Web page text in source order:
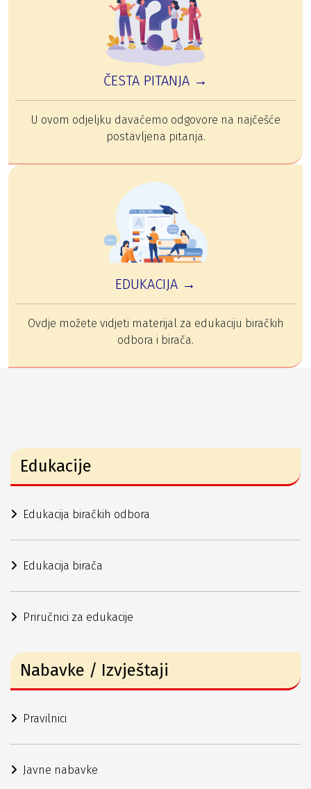
ČESTA PITANJA →
U ovom odjeljku davaćemo odgovore na najčešće
postavljena pitanja.
EDUKACIJA →
Ovdje možete vidjeti materijal za edukaciju biračkih
odbora i birača.
Edukacije
Edukacija biračkih odbora
Edukacija birača
Priručnici za edukacije
Nabavke / Izvještaji
Pravilnici
Javne nabavke